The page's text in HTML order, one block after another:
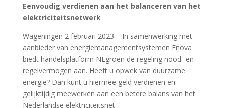
Eenvoudig verdienen aan het balanceren van het
elektriciteitsnetwerk
Wageningen 2 februari 2023 – In samenwerking met
aanbieder van energiemanagementsystemen Enova
biedt handelsplatform NLgroen de regeling nood- en
regelvermogen aan. Heeft u opwek van duurzame
energie? Dan kunt u hiermee geld verdienen en
gelijktijdig meewerken aan een betere balans van het
Nederlandse elektriciteitsnet.